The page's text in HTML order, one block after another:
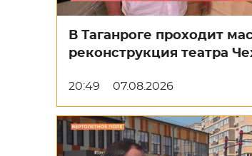
В Таганроге проходит
реконструкция театра
20:49 07.08.2026